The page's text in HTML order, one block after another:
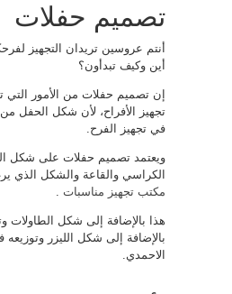
تصميم حفلات
أنتم عروسين تريدان التجهيز
أين وكيف تبدأون؟
إن تصميم حفلات من الأمور التي
تجهيز الأفراح، لأن شكل الحفل
في تجهيز الفرح.
ويعتمد تصميم حفلات على شكل
الكراسي والقاعة والشكل الذي
مكتب تجهيز مناسبات
هذا بالإضافة إلى شكل الطاولات
بالإضافة إلى شكل الليزر
الاحمدي.